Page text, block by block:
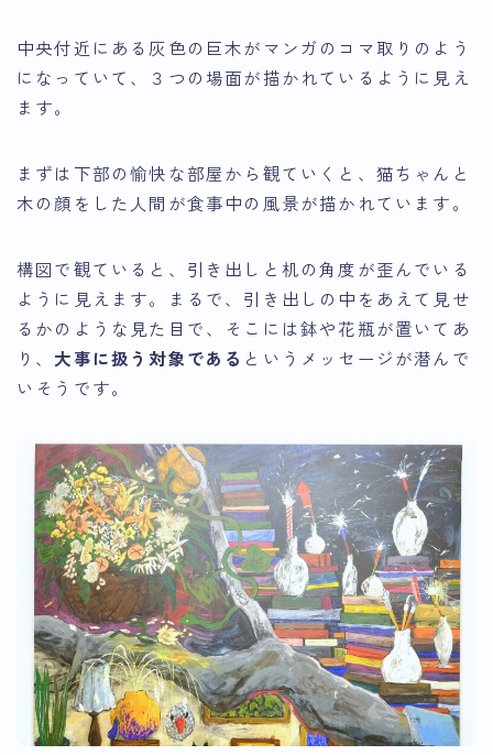
中央付近にある灰色の巨木がマンガのコマ取りのよう
になっていて、３つの場面が描かれているように見え
ます。
まずは下部の愉快な部屋から観ていくと、猫ちゃんと
木の顔をした人間が食事中の風景が描かれています。
構図で観ていると、引き出しと机の角度が歪んでいる
ように見えます。まるで、引き出しの中をあえて見せ
るかのような見た目で、そこには鉢や花瓶が置いてあ
り、 大事に扱う対象である というメッセージが潜んで
いそうです。